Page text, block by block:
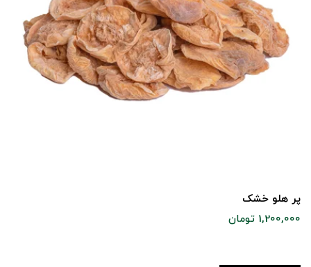
پر هلو خشک
1,200,000 تومان